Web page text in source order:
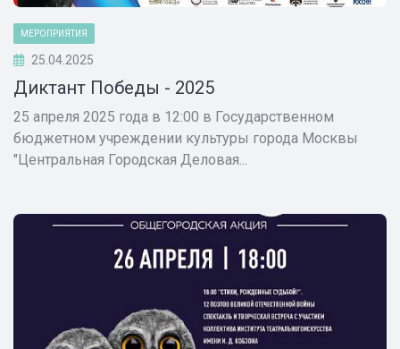
МЕРОПРИЯТИЯ
25.04.2025
Диктант Победы - 2025
25 апреля 2025 года в 12:00 в Государственном
бюджетном учреждении культуры города Москвы
"Центральная Городская Деловая...